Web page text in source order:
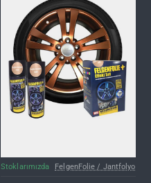
Stoklarımızda FelgenFolie / Jantfolyo